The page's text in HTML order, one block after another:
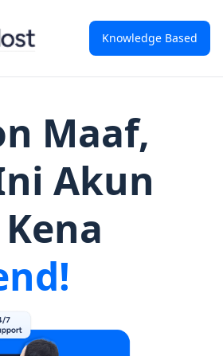
Knowledge Based
Maaf,
Akun